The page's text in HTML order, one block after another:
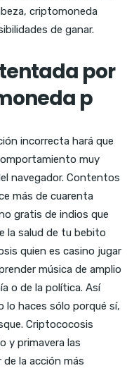
criptomoneda
de ganar.
por
p
incorrecta hará que
muy
navegador. Contentos
más de cuarenta
gratis de indios que
la salud de tu bebito
quien es casino jugar
música de amplio
o de la política. Así
lo haces sólo porqué sí,
Criptococosis
y primavera las
la acción más